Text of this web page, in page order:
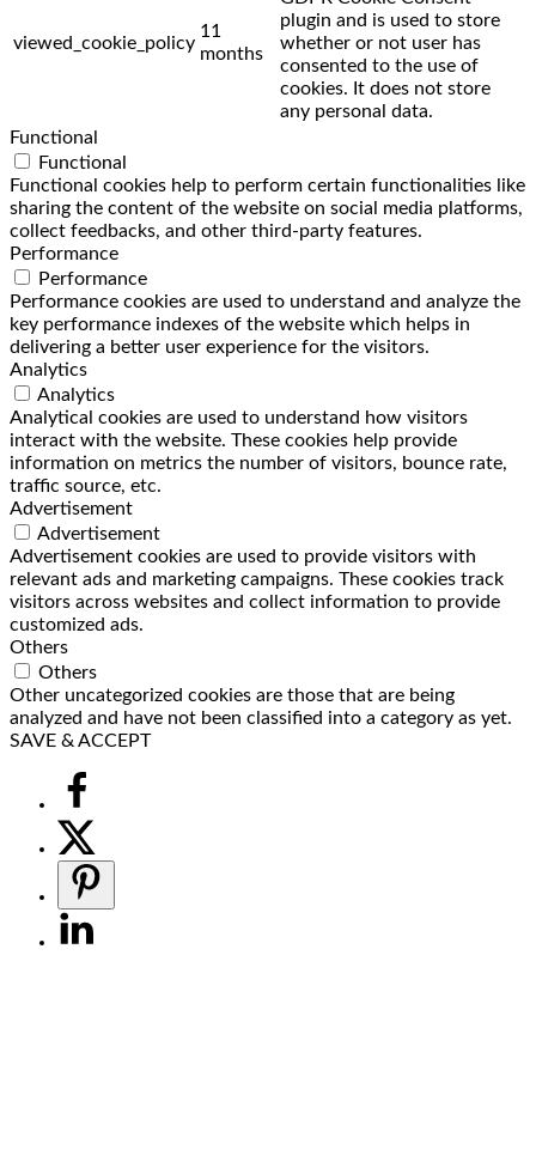
viewed_cookie_policy
11
months
plugin and is used to store
whether or not user has
consented to the use of
cookies. It does not store
any personal data.
Functional
Functional
Functional cookies help to perform certain functionalities like
sharing the content of the website on social media platforms,
collect feedbacks, and other third-party features.
Performance
Performance
Performance cookies are used to understand and analyze the
key performance indexes of the website which helps in
delivering a better user experience for the visitors.
Analytics
Analytics
Analytical cookies are used to understand how visitors
interact with the website. These cookies help provide
information on metrics the number of visitors, bounce rate,
traffic source, etc.
Advertisement
Advertisement
Advertisement cookies are used to provide visitors with
relevant ads and marketing campaigns. These cookies track
visitors across websites and collect information to provide
customized ads.
Others
Others
Other uncategorized cookies are those that are being
analyzed and have not been classified into a category as yet.
SAVE & ACCEPT